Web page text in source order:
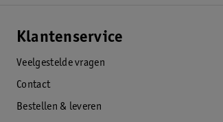
Klantenservice
Veelgestelde vragen
Contact
Bestellen & leveren